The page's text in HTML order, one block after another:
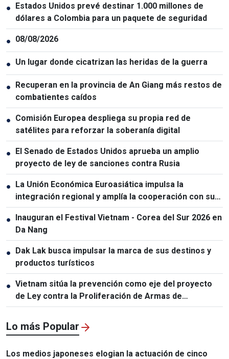
● Estados Unidos prevé destinar 1.000 millones de
dólares a Colombia para un paquete de seguridad
● 08/08/2026
● Un lugar donde cicatrizan las heridas de la guerra
● Recuperan en la provincia de An Giang más restos de
combatientes caídos
● Comisión Europea despliega su propia red de
satélites para reforzar la soberanía digital
● El Senado de Estados Unidos aprueba un amplio
proyecto de ley de sanciones contra Rusia
● La Unión Económica Euroasiática impulsa la
integración regional y amplía la cooperación con sus
socios
● Inauguran el Festival Vietnam - Corea del Sur 2026 en
Da Nang
● Dak Lak busca impulsar la marca de sus destinos y
productos turísticos
● Vietnam sitúa la prevención como eje del proyecto
de Ley contra la Proliferación de Armas de
Destrucción Masiva
Lo más Popular
Los medios japoneses elogian la actuación de cinco